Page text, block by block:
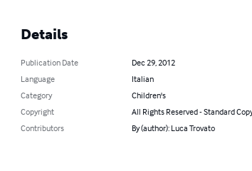
Details
Publication Date
Dec 29, 2012
Language
Italian
Category
Children's
Copyright
All Rights Reserved - Standard
Contributors
By (author): Luca Trovato